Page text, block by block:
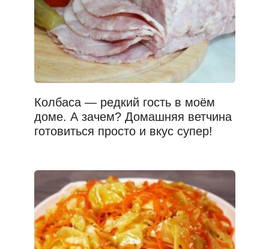
Колбаса — редкий гость в моём
доме. А зачем? Домашняя ветчина
готовиться просто и вкус супер!